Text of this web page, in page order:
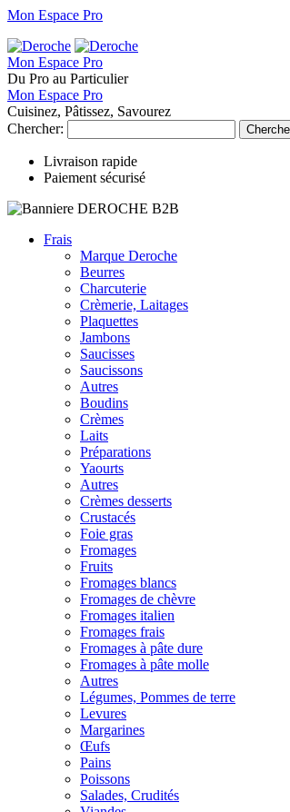
Mon Espace Pro
Mon Espace Pro
Du Pro au Particulier
Mon Espace Pro
Cuisinez, Pâtissez, Savourez
Chercher:
Livraison rapide
Paiement sécurisé
Frais
Marque Deroche
Beurres
Charcuterie
Crèmerie, Laitages
Plaquettes
Jambons
Saucisses
Saucissons
Autres
Boudins
Crèmes
Laits
Préparations
Yaourts
Autres
Crèmes desserts
Crustacés
Foie gras
Fromages
Fruits
Fromages blancs
Fromages de chèvre
Fromages italien
Fromages frais
Fromages à pâte dure
Fromages à pâte molle
Autres
Légumes, Pommes de terre
Levures
Margarines
Œufs
Pains
Poissons
Salades, Crudités